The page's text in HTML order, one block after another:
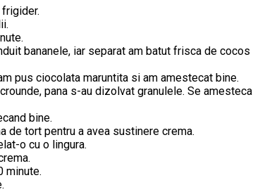
bananele, iar separat am batut frisca de cocos
pus ciocolata maruntita si am amestecat bine.
pana s-au dizolvat granulele. Se amesteca
bine.
de tort pentru a avea sustinere crema.
o cu o lingura.
minute.